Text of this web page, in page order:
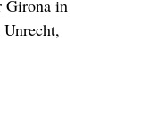
Girona in